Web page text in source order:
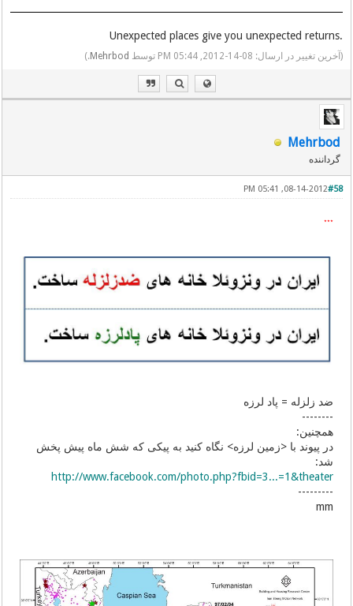
.Unexpected places give you unexpected returns
(آخرین تغییر در ارسال: 08-14-2012, 05:44 PM توسط Mehrbod
.)
Mehrbod
گرداننده
#58
08-14-2012, 05:41 PM
٭٭٭
ضد زلزله = پاد لرزه
--------
همچنین:
در پیوند با <زمین لرزه> نگاه کنید به پیکی که شش ماه پیش پخش
شد:
http://www.facebook.com/photo.php?fbid=3...=1&theater
---------
mm